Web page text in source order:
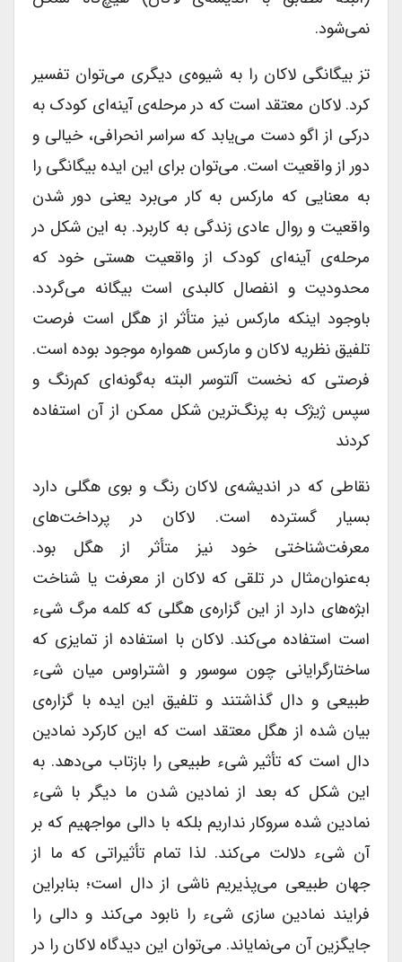
نمی‌شود.
تز بیگانگی لاکان را به شیوه‌ی دیگری می‌توان تفسیر
کرد. لاکان معتقد است که در مرحله‌ی آینه‌ای کودک به
درکی از اگو دست می‌یابد که سراسر انحرافی، خیالی و
دور از واقعیت است. می‌توان برای این ایده بیگانگی را
به معنایی که مارکس به کار می‌برد یعنی دور شدن
واقعیت و روال عادی زندگی به کاربرد. به این شکل در
مرحله‌ی آینه‌ای کودک از واقعیت هستی خود که
محدودیت و انفصال کالبدی است بیگانه می‌گردد.
باوجود اینکه مارکس نیز متأثر از هگل است فرصت
تلفیق نظریه لاکان و مارکس همواره موجود بوده است.
فرصتی که نخست آلتوسر البته به‌گونه‌ای کم‌رنگ و
سپس ژیژک به پرنگ‌ترین شکل ممکن از آن استفاده
کردند
نقاطی که در اندیشه‌ی لاکان رنگ و بوی هگلی دارد
بسیار گسترده است. لاکان در پرداخت‌های
معرفت‌شناختی خود نیز متأثر از هگل بود.
به‌عنوان‌مثال در تلقی که لاکان از معرفت یا شناخت
ابژه‌های دارد از این گزاره‌ی هگلی که کلمه مرگ شی‌ء
است استفاده می‌کند. لاکان با استفاده از تمایزی که
ساختارگرایانی چون سوسور و اشتراوس میان شی‌ء
طبیعی و دال گذاشتند و تلفیق این ایده با گزاره‌ی
بیان شده از هگل معتقد است که این کارکرد نمادین
دال است که تأثیر شی‌ء طبیعی را بازتاب می‌دهد. به
این شکل که بعد از نمادین شدن ما دیگر با شی‌ء
نمادین شده سروکار نداریم بلکه با دالی مواجهیم که بر
آن شی‌ء دلالت می‌کند. لذا تمام تأثیراتی که ما از
جهان طبیعی می‌پذیریم ناشی از دال است؛ بنابراین
فرایند نمادین سازی شی‌ء را نابود می‌کند و دالی را
جایگزین آن می‌نمایاند. می‌توان این دیدگاه لاکان را در